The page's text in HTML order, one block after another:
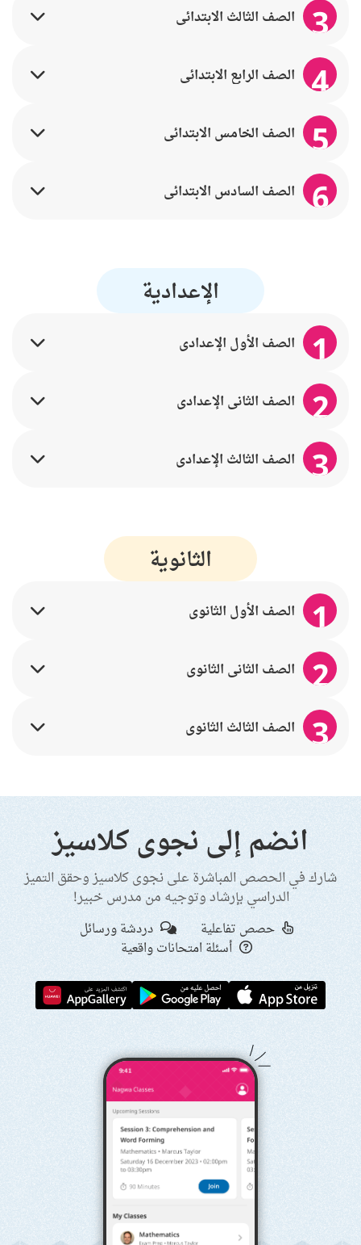
3 الصف الثالث الابتدائي
4 الصف الرابع الابتدائي
5 الصف الخامس الابتدائي
6 الصف السادس الابتدائي
الإعدادية
1 الصف الأول الإعدادي
2 الصف الثاني الإعدادي
3 الصف الثالث الإعدادي
الثانوية
1 الصف الأول الثانوي
2 الصف الثاني الثانوي
3 الصف الثالث الثانوي
انضم إلى نجوى كلاسيز
شارك في الحصص المباشرة على نجوى كلاسيز وحقق التميز
الدراسي بإرشاد وتوجيه من مدرس خبير!
حصص تفاعلية
دردشة ورسائل
أسئلة امتحانات واقعية